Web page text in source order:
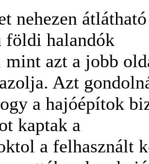
nehezen
földi halandók
mint azt a jobb
Azt
a hajóépítok
kaptak a
a felhasznált